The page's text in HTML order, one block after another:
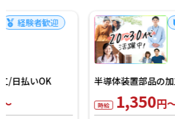
未経験者OK
半導体装置部品の加工/日払いOK
円～